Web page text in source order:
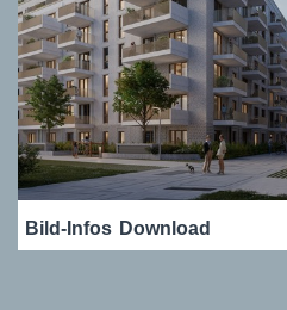
Bild-Infos Download